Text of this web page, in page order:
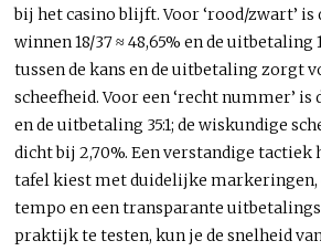
bij het casino blijft. Voor ‘rood/zwart’ is
winnen 18/37 ≈ 48,65% en de uitbetaling
tussen de kans en de uitbetaling zorgt
scheefheid. Voor een ‘recht nummer’ is
en de uitbetaling 35:1; de wiskundige
dicht bij 2,70%. Een verstandige tactiek
tafel kiest met duidelijke markeringen,
tempo en een transparante
praktijk te testen, kun je de snelheid